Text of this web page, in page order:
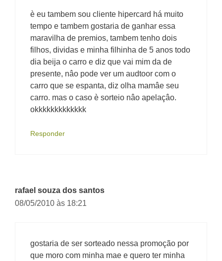
è eu tambem sou cliente hipercard há muito
tempo e tambem gostaria de ganhar essa
maravilha de premios, tambem tenho dois
filhos, dividas e minha filhinha de 5 anos todo
dia beija o carro e diz que vai mim da de
presente, nâo pode ver um audtoor com o
carro que se espanta, diz olha mamâe seu
carro. mas o caso è sorteio nâo apelaçâo.
okkkkkkkkkkkkk
Responder
rafael souza dos santos
08/05/2010 às 18:21
gostaria de ser sorteado nessa promoção por
que moro com minha mae e quero ter minha